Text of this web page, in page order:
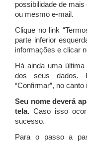
possibilidade de
ou mesmo e-mail.
Clique no link
parte inferior
informações e clicar
Há ainda uma
dos seus dados.
“Confirmar”, no canto
Seu nome deverá
tela. Caso isso
sucesso.
Para o passo a